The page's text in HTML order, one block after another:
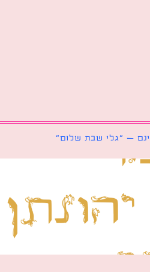
שבת שלום״